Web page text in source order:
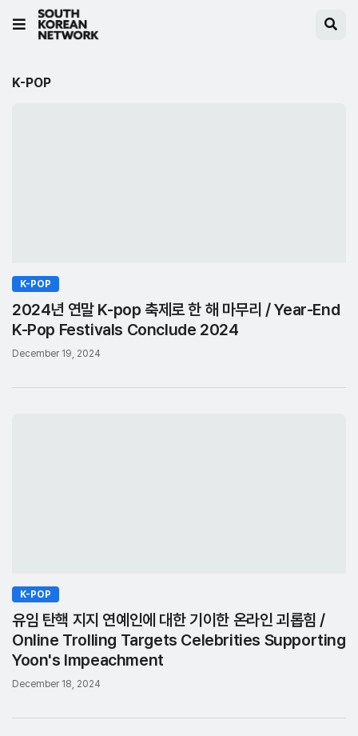
K-POP
K-POP
2024년 연말 K-pop 축제로 한 해 마무리 / Year-End
K-Pop Festivals Conclude 2024
December 19, 2024
K-POP
유임 탄핵 지지 연예인에 대한 기이한 온라인 괴롭힘 /
Online Trolling Targets Celebrities Supporting
Yoon's Impeachment
December 18, 2024